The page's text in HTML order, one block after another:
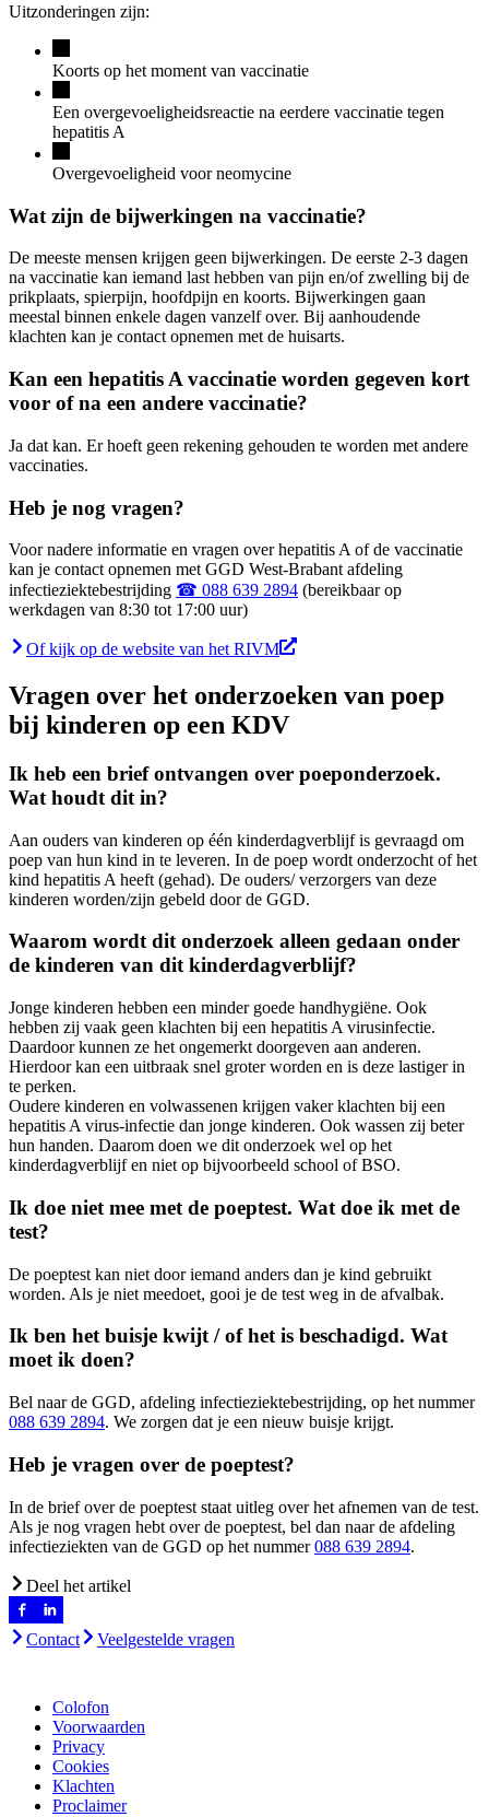
Uitzonderingen zijn:
Koorts op het moment van vaccinatie
Een overgevoeligheidsreactie na eerdere vaccinatie tegen
hepatitis A
Overgevoeligheid voor neomycine
Wat zijn de bijwerkingen na vaccinatie?
De meeste mensen krijgen geen bijwerkingen. De eerste 2-3 dagen
na vaccinatie kan iemand last hebben van pijn en/of zwelling bij de
prikplaats, spierpijn, hoofdpijn en koorts. Bijwerkingen gaan
meestal binnen enkele dagen vanzelf over. Bij aanhoudende
klachten kan je contact opnemen met de huisarts.
Kan een hepatitis A vaccinatie worden gegeven kort
voor of na een andere vaccinatie?
Ja dat kan. Er hoeft geen rekening gehouden te worden met andere
vaccinaties.
Heb je nog vragen?
Voor nadere informatie en vragen over hepatitis A of de vaccinatie
kan je contact opnemen met GGD West-Brabant afdeling
infectieziektebestrijding ☎ 088 639 2894 (bereikbaar op
werkdagen van 8:30 tot 17:00 uur)
Of kijk op de website van het RIVM
Vragen over het onderzoeken van poep
bij kinderen op een KDV
Ik heb een brief ontvangen over poeponderzoek.
Wat houdt dit in?
Aan ouders van kinderen op één kinderdagverblijf is gevraagd om
poep van hun kind in te leveren. In de poep wordt onderzocht of het
kind hepatitis A heeft (gehad). De ouders/ verzorgers van deze
kinderen worden/zijn gebeld door de GGD.
Waarom wordt dit onderzoek alleen gedaan onder
de kinderen van dit kinderdagverblijf?
Jonge kinderen hebben een minder goede handhygiëne. Ook
hebben zij vaak geen klachten bij een hepatitis A virusinfectie.
Daardoor kunnen ze het ongemerkt doorgeven aan anderen.
Hierdoor kan een uitbraak snel groter worden en is deze lastiger in
te perken.
Oudere kinderen en volwassenen krijgen vaker klachten bij een
hepatitis A virus-infectie dan jonge kinderen. Ook wassen zij beter
hun handen. Daarom doen we dit onderzoek wel op het
kinderdagverblijf en niet op bijvoorbeeld school of BSO.
Ik doe niet mee met de poeptest. Wat doe ik met de
test?
De poeptest kan niet door iemand anders dan je kind gebruikt
worden. Als je niet meedoet, gooi je de test weg in de afvalbak.
Ik ben het buisje kwijt / of het is beschadigd. Wat
moet ik doen?
Bel naar de GGD, afdeling infectieziektebestrijding, op het nummer
088 639 2894. We zorgen dat je een nieuw buisje krijgt.
Heb je vragen over de poeptest?
In de brief over de poeptest staat uitleg over het afnemen van de test.
Als je nog vragen hebt over de poeptest, bel dan naar de afdeling
infectieziekten van de GGD op het nummer088 639 2894.
Deel het artikel
Contact Veelgestelde vragen
Colofon
Voorwaarden
Privacy
Cookies
Klachten
Proclaimer